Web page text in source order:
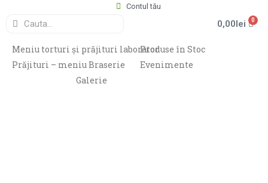
Contul tău
0,00lei 0
Meniu torturi și prăjituri laboratorProduse în Stoc
Prăjituri – meniu Braserie
Evenimente
Galerie